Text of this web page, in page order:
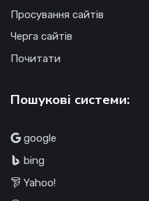
Просування сайтів
Черга сайтів
Почитати
Пошукові системи:
google
bing
Yahoo!